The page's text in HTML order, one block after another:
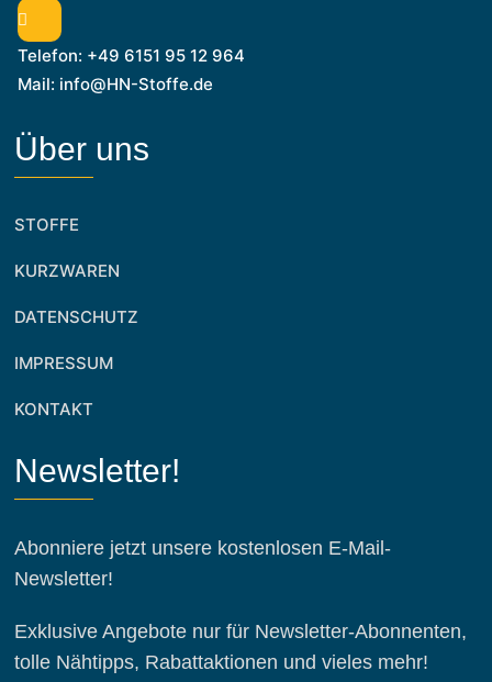
Telefon: +49 6151 95 12 964
Mail: info@HN-Stoffe.de
Über uns
STOFFE
KURZWAREN
DATENSCHUTZ
IMPRESSUM
KONTAKT
Newsletter!
Abonniere jetzt unsere kostenlosen E-Mail-
Newsletter!
Exklusive Angebote nur für Newsletter-Abonnenten,
tolle Nähtipps, Rabattaktionen und vieles mehr!